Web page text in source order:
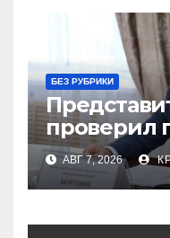
БЕЗ РУБРИКИ
проверил
СКО
АВГ 7, 2026